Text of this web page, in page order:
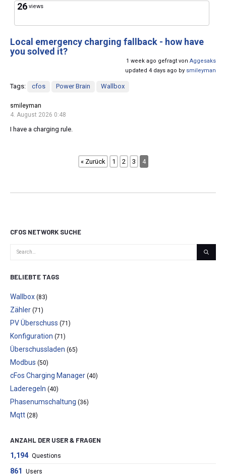
26 views
Local emergency charging fallback - how have
you solved it?
1 week ago gefragt von Aggesaks
updated 4 days ago by smileyman
Tags: cfos Power Brain Wallbox
smileyman
4. August 2026 0:48
I have a charging rule.
« Zurück 1 2 3 4
CFOS NETWORK SUCHE
BELIEBTE TAGS
Wallbox (83)
Zähler (71)
PV Überschuss (71)
Konfiguration (71)
Überschussladen (65)
Modbus (50)
cFos Charging Manager (40)
Laderegeln (40)
Phasenumschaltung (36)
Mqtt (28)
ANZAHL DER USER & FRAGEN
1,194 Questions
861 Users